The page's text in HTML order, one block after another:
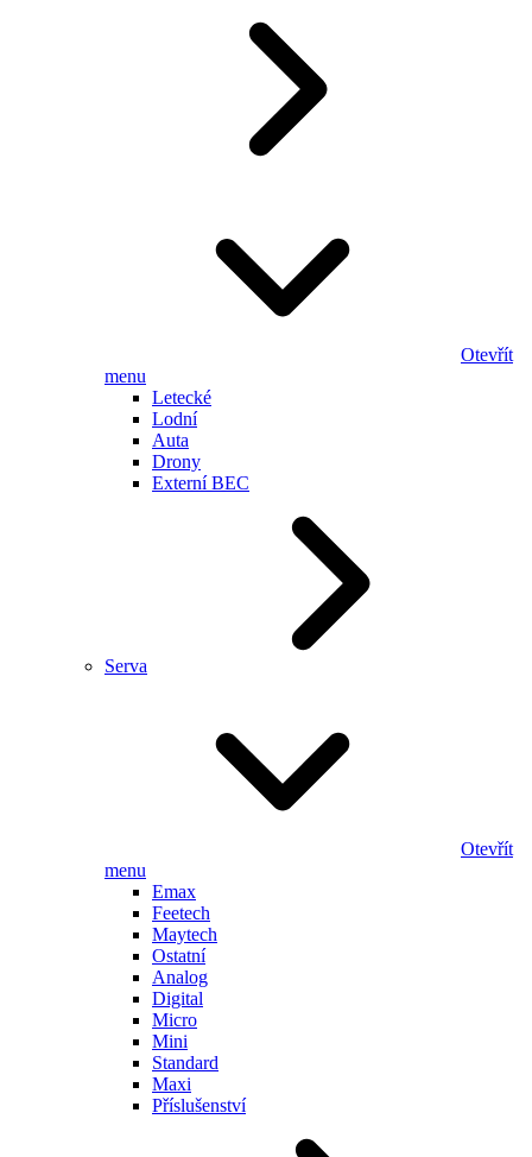
Otevřít
menu
Letecké
Lodní
Auta
Drony
Externí BEC
Serva
Otevřít
menu
Emax
Feetech
Maytech
Ostatní
Analog
Digital
Micro
Mini
Standard
Maxi
Příslušenství